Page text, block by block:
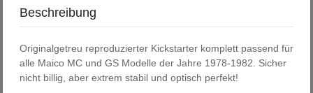
Beschreibung
Originalgetreu reproduzierter Kickstarter komplett passend für
alle Maico MC und GS Modelle der Jahre 1978-1982. Sicher
nicht billig, aber extrem stabil und optisch perfekt!